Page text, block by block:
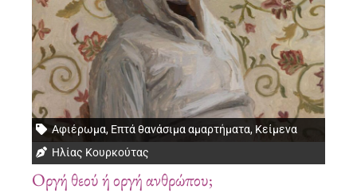
Αφιέρωμα, Επτά θανάσιμα αμαρτήματα, Κείμενα
Ηλίας Κουρκούτας
Οργή θεού ή οργή ανθρώπου;